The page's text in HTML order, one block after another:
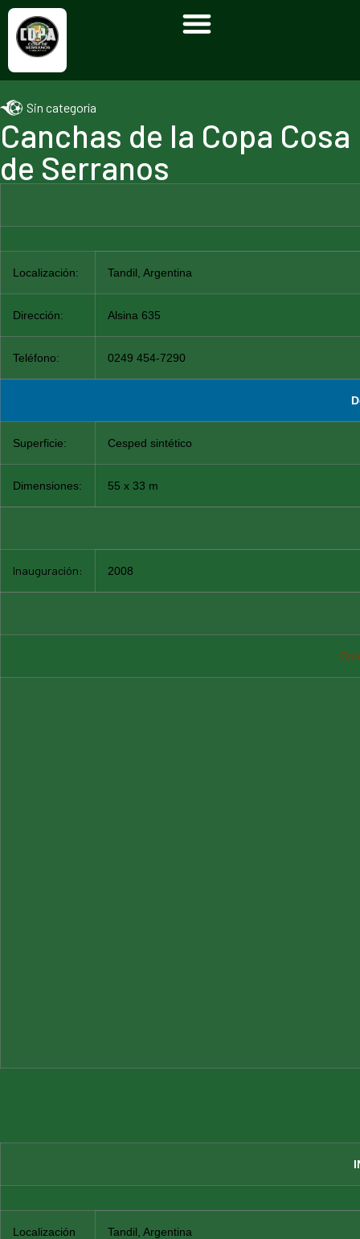
Sin categoría
Canchas de la Copa Cosa
de Serranos
Localización: Tandil, Argentina
Dirección: Alsina 635
Teléfono: 0249 454-7290
Superficie: Cesped sintético
Dimensiones: 55 x 33 m
Inauguración: 2008
Localización Tandil, Argentina